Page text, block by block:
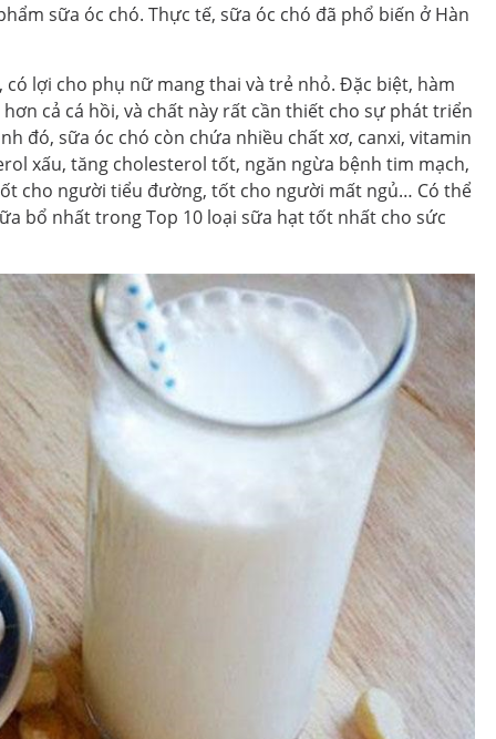
sữa óc chó. Thực tế, sữa óc chó đã phổ biến ở Hàn
lợi cho phụ nữ mang thai và trẻ nhỏ. Đặc biệt, hàm
cả cá hồi, và chất này rất cần thiết cho sự phát triển
đó, sữa óc chó còn chứa nhiều chất xơ, canxi, vitamin
xấu, tăng cholesterol tốt, ngăn ngừa bệnh tim mạch,
cho người tiểu đường, tốt cho người mất ngủ… Có thể
bổ nhất trong Top 10 loại sữa hạt tốt nhất cho sức